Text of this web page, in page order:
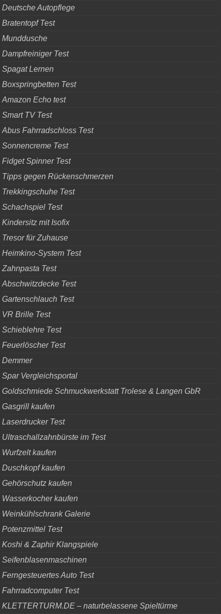
Deutsche Autopflege
Bratentopf Test
Munddusche
Dampfreiniger Test
Spagat Lernen
Boxspringbetten Test
Amazon Echo test
Smart TV Test
Abus Fahrradschloss Test
Sonnencreme Test
Fidget Spinner Test
Tipps gegen Rückenschmerzen
Trekkingschuhe Test
Schachspiel Test
Kindersitz mit Isofix
Tresor für Zuhause
Heimkino-System Test
Zahnpasta Test
Abschwitzdecke Test
Gartenschlauch Test
VR Brille Test
Schieblehre Test
Feuerlöscher Test
Demmer
Spar Vergleichsportal
Goldschmiede Schmuckwerkstatt Trolese & Langen GbR
Gasgrill kaufen
Laserdrucker Test
Ultraschallzahnbürste im Test
Wurfzelt kaufen
Duschkopf kaufen
Gehörschutz kaufen
Wasserkocher kaufen
Weinkühlschrank Galerie
Potenzmittel Test
Koshi & Zaphir Klangspiele
Seifenblasenmaschinen
Ferngesteuertes Auto Test
Fahrradcomputer Test
KLETTERTURM.DE – naturbelassene Spieltürme